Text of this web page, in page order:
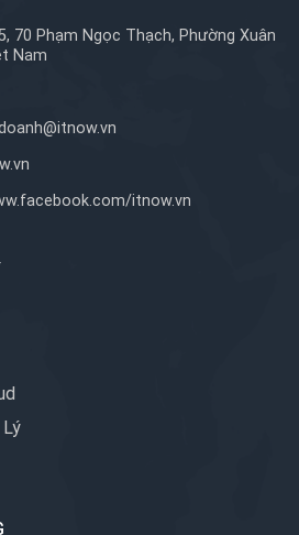
70 Phạm Ngọc Thạch, Phường Xuân
Nam
itnow.vn